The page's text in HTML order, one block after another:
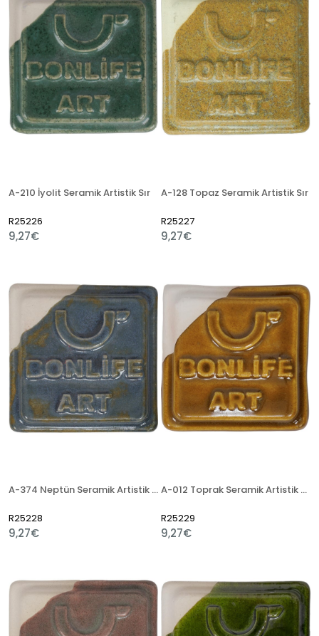
A-210 İyolit Seramik Artistik Sır
R25226
9,27€
A-128 Topaz Seramik Artistik Sır
R25227
9,27€
A-374 Neptün Seramik Artistik Sır
R25228
9,27€
A-012 Toprak Seramik Artistik Sır
R25229
9,27€